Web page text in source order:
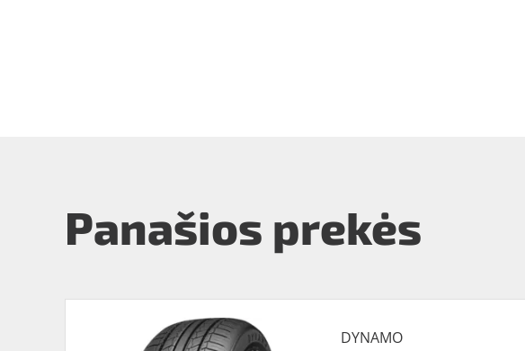
Panašios prekės
DYNAMO